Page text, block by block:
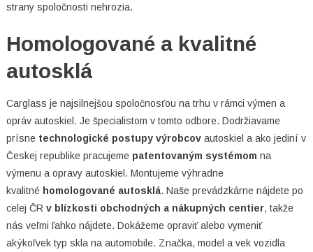
strany spoločnosti nehrozia.
Homologované a kvalitné
autosklá
Carglass je najsilnejšou spoločnosťou na trhu v rámci výmen a
opráv autoskiel. Je špecialistom v tomto odbore. Dodržiavame
prísne technologické postupy výrobcovautoskiel a ako jediní v
Českej republike pracujeme patentovaným systémom na
výmenu a opravy autoskiel. Montujeme výhradne
kvalitné homologované autosklá. Naše prevádzkárne nájdete po
celej ČR v blízkosti obchodných a nákupných centier, takže
nás veľmi ľahko nájdete. Dokážeme opraviť alebo vymeniť
akýkoľvek typ skla na automobile. Značka, model a vek vozidla